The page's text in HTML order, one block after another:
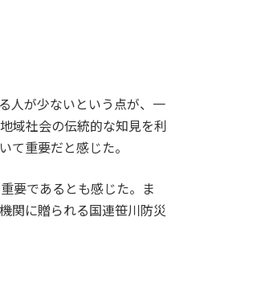
人が少ないという点が、一
域社会の伝統的な知見を利
て重要だと感じた。
要であるとも感じた。ま
関に贈られる国連笹川防災